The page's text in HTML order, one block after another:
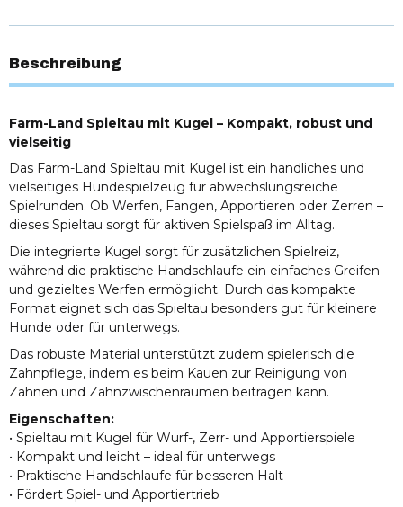
Beschreibung
Farm-Land Spieltau mit Kugel – Kompakt, robust und
vielseitig
Das Farm-Land Spieltau mit Kugel ist ein handliches und
vielseitiges Hundespielzeug für abwechslungsreiche
Spielrunden. Ob Werfen, Fangen, Apportieren oder Zerren –
dieses Spieltau sorgt für aktiven Spielspaß im Alltag.
Die integrierte Kugel sorgt für zusätzlichen Spielreiz,
während die praktische Handschlaufe ein einfaches Greifen
und gezieltes Werfen ermöglicht. Durch das kompakte
Format eignet sich das Spieltau besonders gut für kleinere
Hunde oder für unterwegs.
Das robuste Material unterstützt zudem spielerisch die
Zahnpflege, indem es beim Kauen zur Reinigung von
Zähnen und Zahnzwischenräumen beitragen kann.
Eigenschaften:
• Spieltau mit Kugel für Wurf-, Zerr- und Apportierspiele
• Kompakt und leicht – ideal für unterwegs
• Praktische Handschlaufe für besseren Halt
• Fördert Spiel- und Apportiertrieb